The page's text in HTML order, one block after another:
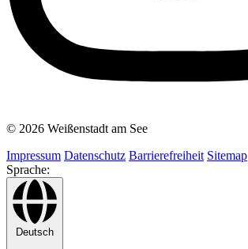
© 2026 Weißenstadt am See
Impressum Datenschutz Barrierefreiheit Sitemap
Sprache:
Deutsch